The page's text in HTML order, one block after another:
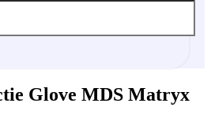
Glove MDS Matryx